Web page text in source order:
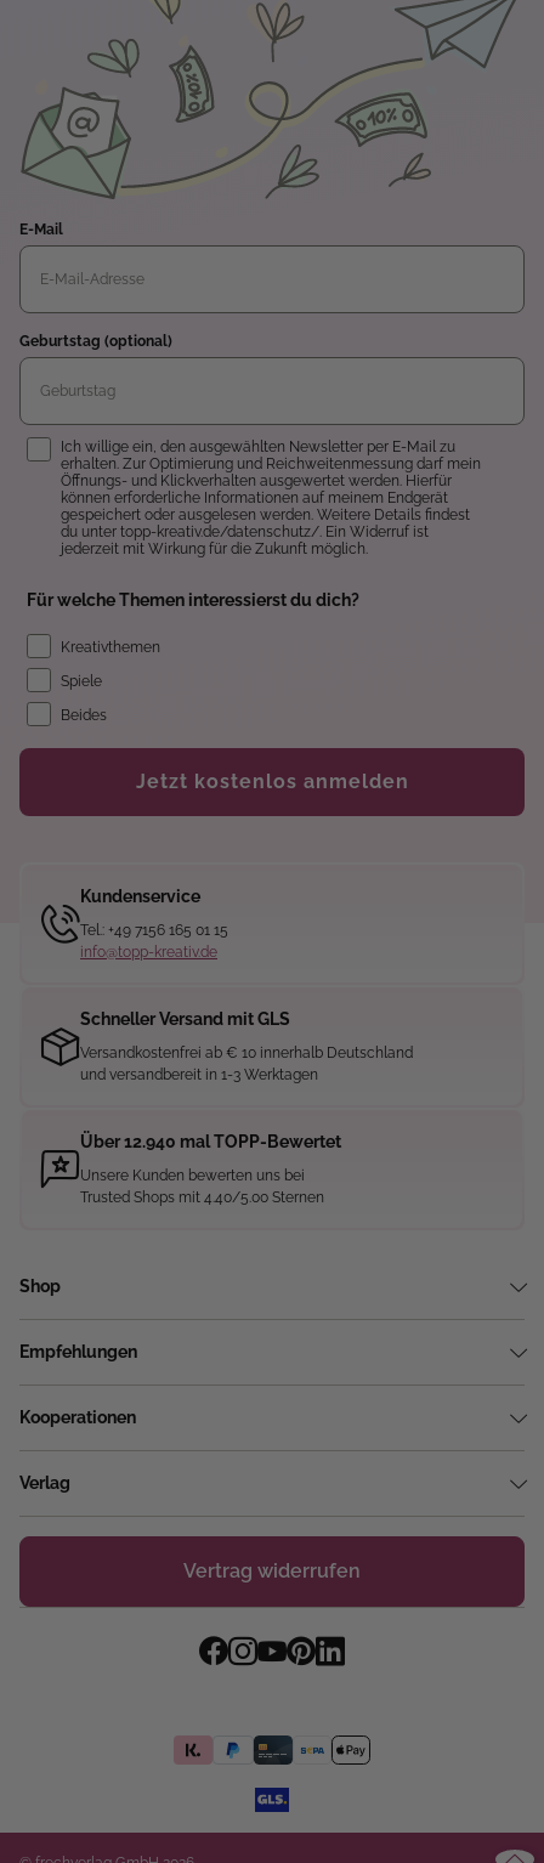
E-Mail
Geburtstag (optional)
Einwilligung
Ich willige ein, den ausgewählten Newsletter per E-Mail zu
erhalten. Zur Optimierung und Reichweitenmessung darf mein
Öffnungs- und Klickverhalten ausgewertet werden. Hierfür
können erforderliche Informationen auf meinem Endgerät
gespeichert oder ausgelesen werden. Weitere Details findest
du unter topp-kreativ.de/datenschutz/. Ein Widerruf ist
jederzeit mit Wirkung für die Zukunft möglich.
Für welche Themen interessierst du dich?
Kreativthemen
Spiele
Beides
Jetzt kostenlos anmelden
Kundenservice
Tel.: +49 7156 165 01 15
info@topp-kreativ.de
Schneller Versand mit GLS
Versandkostenfrei ab € 10 innerhalb Deutschland
und versandbereit in 1-3 Werktagen
Über 12.940 mal TOPP-Bewertet
Unsere Kunden bewerten uns bei
Trusted Shops mit 4.40/5.00 Sternen
Shop
Empfehlungen
Kooperationen
Verlag
Vertrag widerrufen